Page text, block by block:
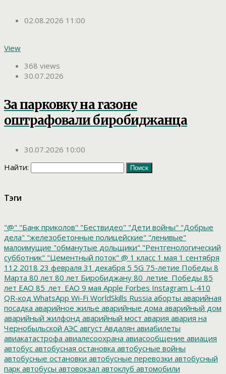
02.08.2026 11:00
View
368 views
30.07.2026
За парковку на газоне
оштрафовали биробиджанца
30.07.2026 10:00
Найти:
Тэги
"@" "Банк приколов" "Бествидео" "Дети войны" "Добрые
дела" "железобетонные полицейские" "ленивые"
малоимущие "обманутые дольщики" "Рентгенологический
субботник" "Цементный поток" @ 1 класс 1 мая 1 сентября
112 2018 23 февраля 31 декабря 5 5G 75-летие Победы 8
Марта 80 лет 80 лет Биробиджану 80_летие_Победы 85
лет ЕАО 85_лет_ЕАО 9 мая Apple Forbes Instagram L-410
QR-код WhatsApp Wi-Fi WorldSkills Russia аборты аварийная
посадка аварийное жилье аварийные дома аварийный дом
аварийный жилфонд аварийный мост авария авария на
Чернобыльской АЭС август Авдалян авиабилеты
авиакатастрофа авиалесоохрана авиасообщение авиация
автобус автобусная остановка автобусные войны
автобусные остановки автобусные перевозки автобусный
парк автобусы автовокзал автоклуб автомобили